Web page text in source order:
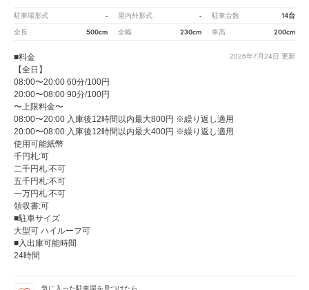
駐車場形式 - 屋内外形式 - 駐車台数 14台
全長 500cm 全幅 230cm 車高 200cm
2026年7月24日 更新
■料金
【全日】
08:00〜20:00 60分/100円
20:00〜08:00 90分/100円
〜上限料金〜
08:00〜20:00 入庫後12時間以内最大800円 ※繰り返し適用
20:00〜08:00 入庫後12時間以内最大400円 ※繰り返し適用
使用可能紙幣
千円札:可
二千円札:不可
五千円札:不可
一万円札:不可
領収書:可
■駐車サイズ
大型可 ハイルーフ可
■入出庫可能時間
24時間
気に入った駐車場を見つけたら